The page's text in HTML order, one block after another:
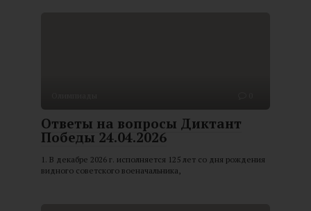
Ответы на вопросы Диктант
Победы 24.04.2026
1. В декабре 2026 г. исполняется 125 лет со дня рождения
видного советского военачальника,